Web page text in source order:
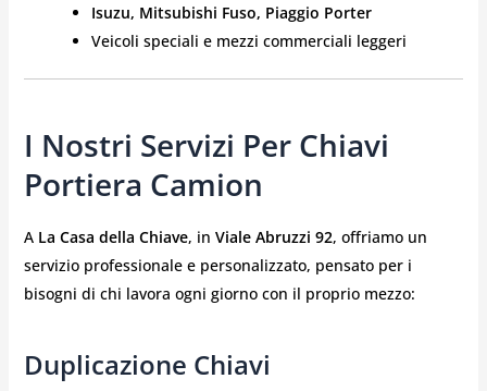
Isuzu, Mitsubishi Fuso, Piaggio Porter
Veicoli speciali e mezzi commerciali leggeri
I Nostri Servizi Per Chiavi
Portiera Camion
A La Casa della Chiave, in Viale Abruzzi 92, offriamo un
servizio professionale e personalizzato, pensato per i
bisogni di chi lavora ogni giorno con il proprio mezzo:
Duplicazione Chiavi